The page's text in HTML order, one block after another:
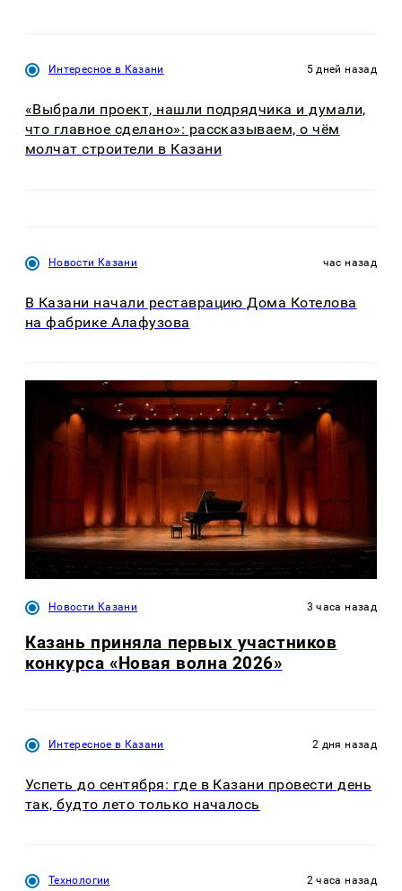
Интересное в Казани 5 дней назад
«Выбрали проект, нашли подрядчика и думали,
что главное сделано»: рассказываем, о чём
молчат строители в Казани
Новости Казани час назад
В Казани начали реставрацию Дома Котелова
на фабрике Алафузова
Новости Казани 3 часа назад
Казань приняла первых участников
конкурса «Новая волна 2026»
Интересное в Казани 2 дня назад
Успеть до сентября: где в Казани провести день
так, будто лето только началось
Технологии 2 часа назад